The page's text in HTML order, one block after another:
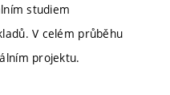
studiem
V celém průběhu
projektu.